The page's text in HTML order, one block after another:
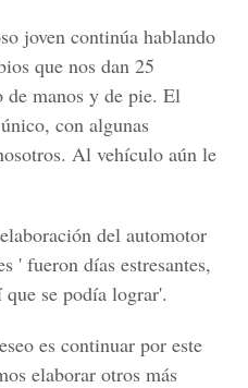
joven continúa hablando
que nos dan 25
de manos y de pie. El
con algunas
Al vehículo aún le
del automotor
' fueron días estresantes,
se podía lograr'.
es continuar por este
elaborar otros más